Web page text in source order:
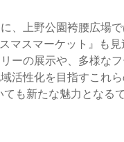
、上野公園袴腰広場
マスマーケット』も見
ーの展示や、多様な
活性化を目指すこれら
も新たな魅力となるで